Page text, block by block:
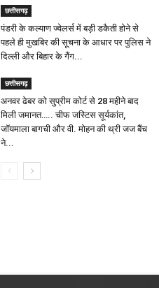
छत्तीसगढ़
पंडरी के कल्याण ज्वेलर्स में बड़ी डकैती होने से
पहले ही मुखबिर की सूचना के आधार पर पुलिस ने
दिल्ली और बिहार के गैंग...
छत्तीसगढ़
अनवर ढेबर को सुप्रीम कोर्ट से 28 महीने बाद
मिली जमानत….. चीफ जस्टिस सूर्यकांत,
जॉयमाला बागची और वी. मोहन की थ्री जज बैंच
ने...